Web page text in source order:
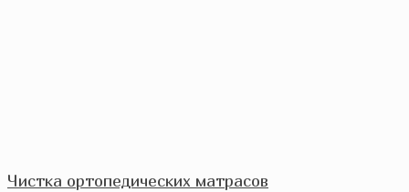
Чистка ортопедических матрасов